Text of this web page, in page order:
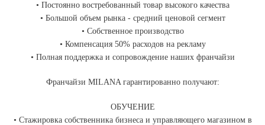
• Постоянно востребованный товар высокого качества
• Большой объем рынка - средний ценовой сегмент
• Собственное производство
• Компенсация 50% расходов на рекламу
• Полная поддержка и сопровождение наших франчайзи
Франчайзи MILANA гарантированно получают:
ОБУЧЕНИЕ
• Стажировка собственника бизнеса и управляющего магазином в